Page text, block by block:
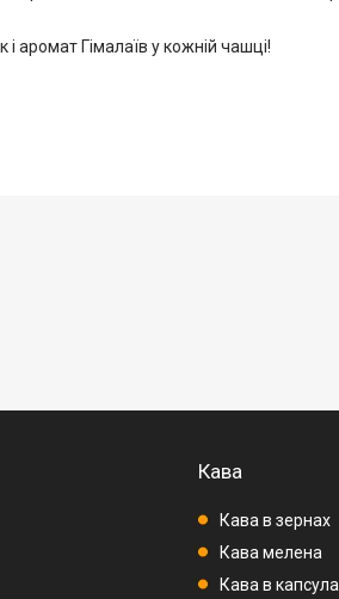
і аромат Гімалаїв у кожній чашці!
Кава
Кава в зернах
Кава мелена
Кава в